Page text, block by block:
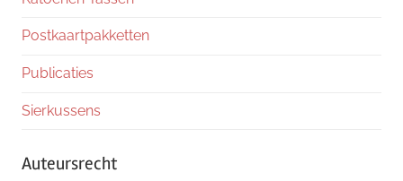
Postkaartpakketten
Publicaties
Sierkussens
Auteursrecht